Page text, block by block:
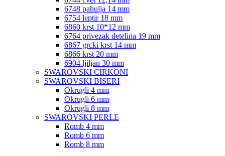
6748 pahulja 14 mm
6754 leptir 18 mm
6860 krst 10*12 mm
6764 privezak detelina 19 mm
6867 grcki krst 14 mm
6866 krst 20 mm
6904 ljiljan 30 mm
SWAROVSKI CIRKONI
SWAROVSKI BISERI
Okrugli 4 mm
Okrugli 6 mm
Okrugli 8 mm
SWAROVSKI PERLE
Romb 4 mm
Romb 6 mm
Romb 8 mm